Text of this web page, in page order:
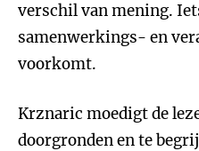
verschil van mening.
samenwerkings- en
voorkomt.
Krznaric moedigt de
doorgronden en te